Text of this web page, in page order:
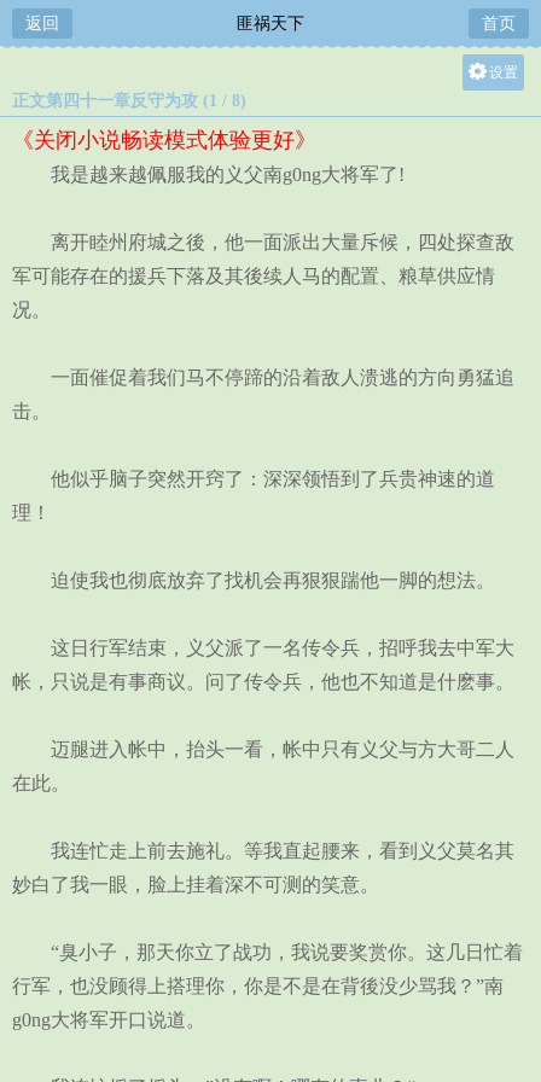
返回 匪祸天下 首页
设置
正文第四十一章反守为攻 (1 / 8)
《关闭小说畅读模式体验更好》
我是越来越佩服我的义父南g0ng大将军了!
离开睦州府城之後，他一面派出大量斥候，四处探查敌
军可能存在的援兵下落及其後续人马的配置、粮草供应情
况。
一面催促着我们马不停蹄的沿着敌人溃逃的方向勇猛追
击。
他似乎脑子突然开窍了：深深领悟到了兵贵神速的道
理！
迫使我也彻底放弃了找机会再狠狠踹他一脚的想法。
这日行军结束，义父派了一名传令兵，招呼我去中军大
帐，只说是有事商议。问了传令兵，他也不知道是什麽事。
迈腿进入帐中，抬头一看，帐中只有义父与方大哥二人
在此。
我连忙走上前去施礼。等我直起腰来，看到义父莫名其
妙白了我一眼，脸上挂着深不可测的笑意。
“臭小子，那天你立了战功，我说要奖赏你。这几日忙着
行军，也没顾得上搭理你，你是不是在背後没少骂我？”南
g0ng大将军开口说道。